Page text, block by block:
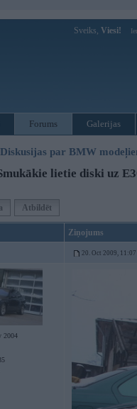
Sveiks, Viesi!
Forums Galerijas
Diskusijas par BMW
lietie diski uz
Atbildēt
Ziņojums
20. Oct 2009, 11:07
2004